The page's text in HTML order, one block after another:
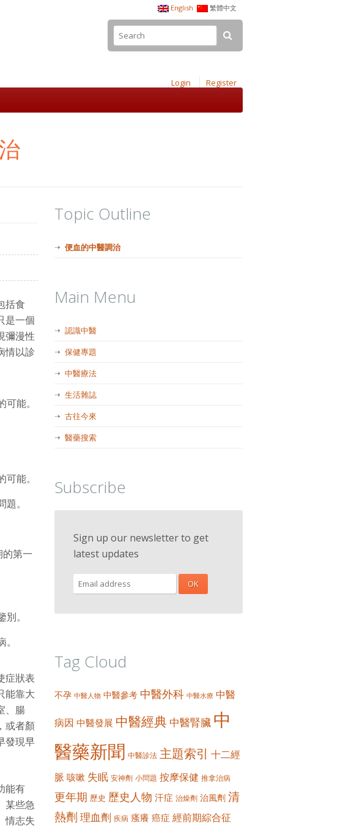
English 繁體中文
Login Register
括食
是一個
彌漫性
情以診
能。
能。
。
第一
。
症狀表
能靠大
、腸
或者顏
發現早
能有
某些急
情志失
Topic Outline
便血的中醫調治
Main Menu
認識中醫
保健專題
中醫療法
生活雜誌
古往今來
醫藥搜索
Subscribe
Sign up our newsletter to get
latest updates
Tag Cloud
不孕 中醫人物 中醫參考 中醫外科 中醫水療 中醫
病因 中醫發展 中醫經典 中醫腎臟 中
醫藥新聞 中醫診法 主題索引 十二經
脈 咳嗽 失眠 安神劑 小問題 按摩保健 推拿治病
更年期 歷史 歷史人物 汗症 治燥劑 治風劑 清
熱劑 理血劑 疾病 瘙癢 癌症 經前期綜合征